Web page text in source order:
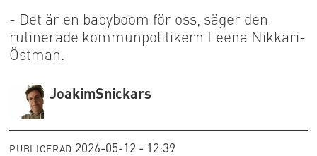
- Det är en babyboom för oss, säger den
rutinerade kommunpolitikern Leena Nikkari-
Östman.
JoakimSnickars
PUBLICERAD 2026-05-12 - 12:39